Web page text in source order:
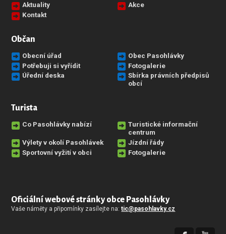
Aktuality
Akce
Kontakt
Občan
Obecní úřad
Obec Pasohlávky
Potřebuji si vyřídit
Fotogalerie
Úřední deska
Sbírka právních předpisů
obcí
Turista
Co Pasohlávky nabízí
Turistické informační
centrum
Výlety v okolí Pasohlávek
Jízdní řády
Sportovní vyžití v obci
Fotogalerie
Oficiální webové stránky obce Pasohlávky
Vaše náměty a připomínky zasílejte na:tic@pasohlavky.cz